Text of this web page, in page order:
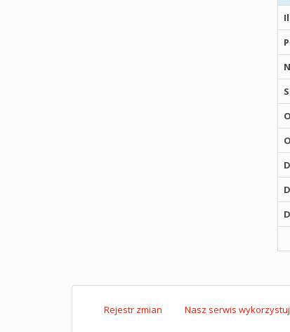
Rejestr zmian Nasz serwis